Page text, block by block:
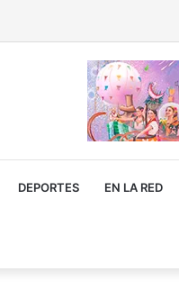
DEPORTES EN LA RED